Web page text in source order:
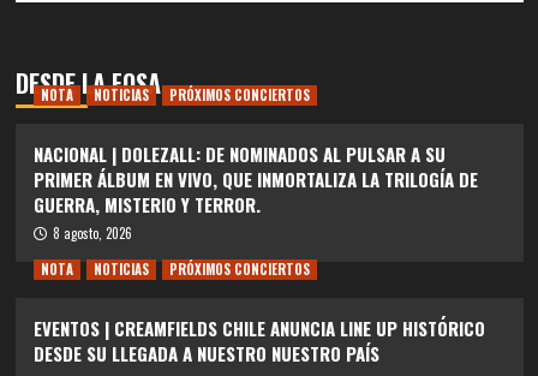
DESDE LA FOSA
NOTA NOTICIAS PRÓXIMOS CONCIERTOS
NACIONAL | DOLEZALL: DE NOMINADOS AL PULSAR A SU
PRIMER ÁLBUM EN VIVO, QUE INMORTALIZA LA TRILOGÍA DE
GUERRA, MISTERIO Y TERROR.
8 agosto, 2026
NOTA
NOTICIAS PRÓXIMOS CONCIERTOS
EVENTOS | CREAMFIELDS CHILE ANUNCIA LINE UP HISTÓRICO
DESDE SU LLEGADA A NUESTRO NUESTRO PAÍS